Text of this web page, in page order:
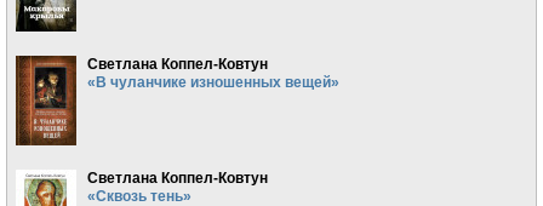
Светлана Коппел-Ковтун
«В чуланчике изношенных вещей»
Светлана Коппел-Ковтун
«Сквозь тень»